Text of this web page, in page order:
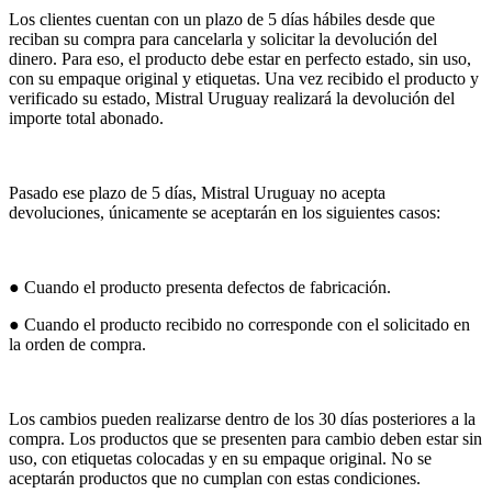
Los clientes cuentan con un plazo de 5 días hábiles desde que
reciban su compra para cancelarla y solicitar la devolución del
dinero. Para eso, el producto debe estar en perfecto estado, sin uso,
con su empaque original y etiquetas. Una vez recibido el producto y
verificado su estado, Mistral Uruguay realizará la devolución del
importe total abonado.
Pasado ese plazo de 5 días, Mistral Uruguay no acepta
devoluciones, únicamente se aceptarán en los siguientes casos:
● Cuando el producto presenta defectos de fabricación.
● Cuando el producto recibido no corresponde con el solicitado en
la orden de compra.
Los cambios pueden realizarse dentro de los 30 días posteriores a la
compra. Los productos que se presenten para cambio deben estar sin
uso, con etiquetas colocadas y en su empaque original. No se
aceptarán productos que no cumplan con estas condiciones.